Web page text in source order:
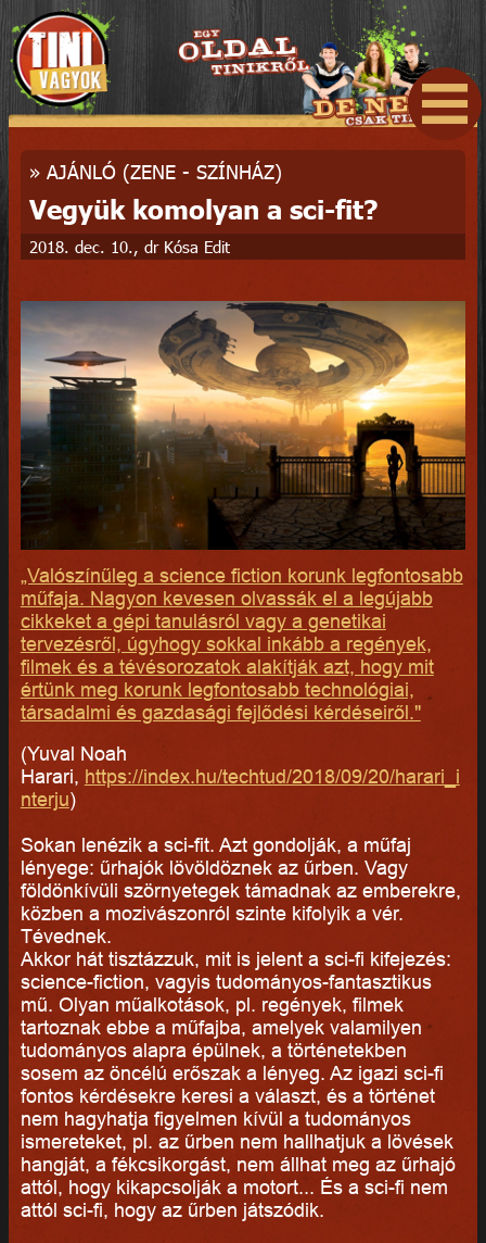
» AJÁNLÓ (ZENE - SZÍNHÁZ)
Vegyük komolyan a sci-fit?
2018. dec. 10., dr Kósa Edit
„Valószínűleg a science fiction korunk legfontosabb
műfaja. Nagyon kevesen olvassák el a legújabb
cikkeket a gépi tanulásról vagy a genetikai
tervezésről, úgyhogy sokkal inkább a regények,
filmek és a tévésorozatok alakítják azt, hogy mit
értünk meg korunk legfontosabb technológiai,
társadalmi és gazdasági fejlődési kérdéseiről."
(Yuval Noah
Harari, https://index.hu/techtud/2018/09/20/harari_i
nterju)
Sokan lenézik a sci-fit. Azt gondolják, a műfaj
lényege: űrhajók lövöldöznek az űrben. Vagy
földönkívüli szörnyetegek támadnak az emberekre,
közben a mozivászonról szinte kifolyik a vér.
Tévednek.
Akkor hát tisztázzuk, mit is jelent a sci-fi kifejezés:
science-fiction, vagyis tudományos-fantasztikus
mű. Olyan műalkotások, pl. regények, filmek
tartoznak ebbe a műfajba, amelyek valamilyen
tudományos alapra épülnek, a történetekben
sosem az öncélú erőszak a lényeg. Az igazi sci-fi
fontos kérdésekre keresi a választ, és a történet
nem hagyhatja figyelmen kívül a tudományos
ismereteket, pl. az űrben nem hallhatjuk a lövések
hangját, a fékcsikorgást, nem állhat meg az űrhajó
attól, hogy kikapcsolják a motort... És a sci-fi nem
attól sci-fi, hogy az űrben játszódik.